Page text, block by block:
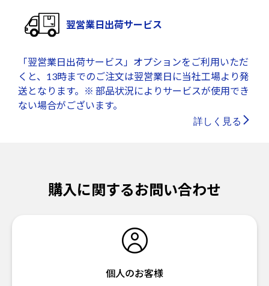
翌営業日出荷サービス
「翌営業日出荷サービス」オプションをご利用いただ
くと、13時までのご注文は翌営業日に当社工場より発
送となります。※ 部品状況によりサービスが使用でき
ない場合がございます。
詳しく見る
購入に関するお問い合わせ
個人のお客様